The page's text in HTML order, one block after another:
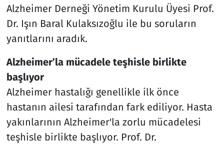
Alzheimer Derneği Yönetim Kurulu Üyesi Prof.
Dr. Işın Baral Kulaksızoğlu ile bu soruların
yanıtlarını aradık.
Alzheimer’la mücadele teşhisle birlikte
başlıyor
Alzheimer hastalığı genellikle ilk önce
hastanın ailesi tarafından fark ediliyor. Hasta
yakınlarının Alzheimer'la zorlu mücadelesi
teşhisle birlikte başlıyor. Prof. Dr.